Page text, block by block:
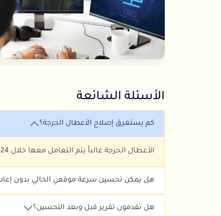
الأسئلة الشائعة
كم يستغرق إصلاح الأعطال الحرجة؟
الأعطال الحرجة غالباً يتم التعامل معها خلال 24-72 ساعة حسب تعقيد المشكلة والبنية الحالية للمشروع.
هل يمكن تحسين سرعة موقعي الحالي بدون إعادة
هل تقدمون تقرير قبل وبعد التحسين؟